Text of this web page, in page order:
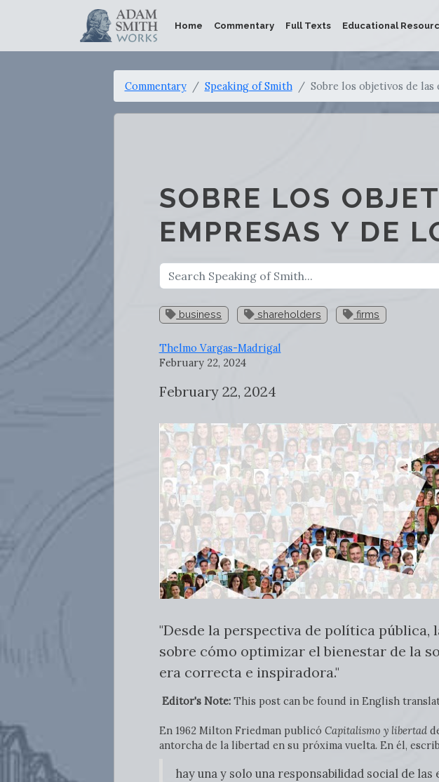
Home Commentary Full Texts Educational
Commentary Speaking of Smith Sobre los objetivos de
SOBRE LOS
EMPRESAS Y DE
business shareholders firms
Thelmo Vargas-Madrigal
February 22, 2024
February 22, 2024
"Desde la perspectiva de política
sobre cómo optimizar el bienestar de la
era correcta e inspiradora."
Editor's Note:This post can be found in English
En 1962 Milton Friedman publicó Capitalismo y libertad
antorcha de la libertad en su próxima vuelta. En él,
hay una y solo una responsabilidad social de